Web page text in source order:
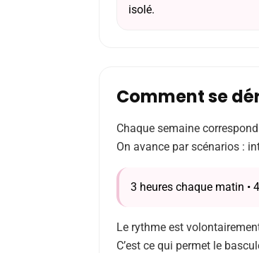
isolé.
Comment se
Chaque semaine
On avance par scénarios :
3 heures chaque matin •
Le rythme est
C’est ce qui permet le